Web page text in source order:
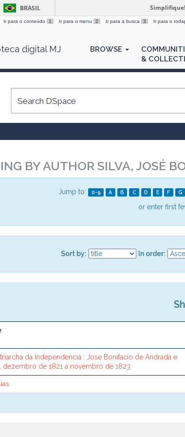
BRASIL Simplifique!
Ir para o conteúdo 1 Ir para o menu 2 Ir para a busca 3 Ir para o
digital MJ BROWSE
&
BY AUTHOR SILVA, JOSÉ
Jump to: 0-9 A B C D E F G
or enter first
Sort by: In order:
da Independencia : Jose Bonifacio de Andrada e
dezembro de 1821 a novembro de 1823